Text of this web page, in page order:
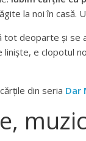
la noi în casă.
tot deoparte și se
liniște, e clopotul
din seria Dar